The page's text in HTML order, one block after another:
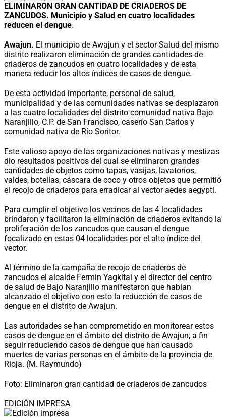
ELIMINARON GRAN CANTIDAD DE CRIADEROS DE
ZANCUDOS. Municipio y Salud en cuatro localidades
reducen el dengue.
Awajun. El municipio de Awajun y el sector Salud del mismo
distrito realizaron eliminación de grandes cantidades de
criaderos de zancudos en cuatro localidades y de esta
manera reducir los altos índices de casos de dengue.
De esta actividad importante, personal de salud,
municipalidad y de las comunidades nativas se desplazaron
a las cuatro localidades del distrito comunidad nativa Bajo
Naranjillo, C.P. de San Francisco, caserío San Carlos y
comunidad nativa de Río Soritor.
Este valioso apoyo de las organizaciones nativas y mestizas
dio resultados positivos del cual se eliminaron grandes
cantidades de objetos como tapas, vasijas, lavatorios,
valdes, botellas, cáscara de coco y otros objetos que permitió
el recojo de criaderos para erradicar al vector aedes aegypti.
Para cumplir el objetivo los vecinos de las 4 localidades
brindaron y facilitaron la eliminación de criaderos evitando la
proliferación de los zancudos que causan el dengue
focalizado en estas 04 localidades por el alto índice del
vector.
Al término de la campaña de recojo de criaderos de
zancudos el alcalde Fermin Yagkitai y el director del centro
de salud de Bajo Naranjillo manifestaron que habían
alcanzado el objetivo con esto la reducción de casos de
dengue en el distrito de Awajun.
Las autoridades se han comprometido en monitorear estos
casos de dengue en el ámbito del distrito de Awajun, a fin
seguir reduciendo casos de dengue que han causado
muertes de varias personas en el ámbito de la provincia de
Rioja. (M. Raymundo)
Foto: Eliminaron gran cantidad de criaderos de zancudos
EDICIÓN IMPRESA